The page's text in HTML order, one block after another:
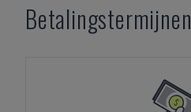
Betalingstermijnen